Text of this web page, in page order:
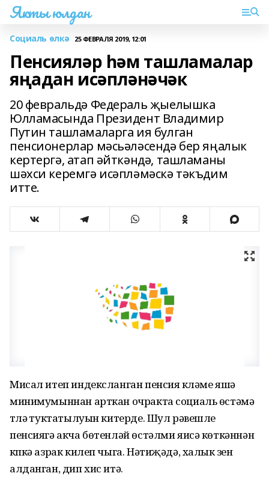
Якты юлдан
Социаль өлкә 25 ФЕВРАЛЯ 2019, 12:01
Пенсияләр һәм ташламалар
яңадан исәпләнәчәк
20 февральдә Федераль җыелышка
Юлламасында Президент Владимир
Путин ташламаларга ия булган
пенсионерлар мәсьәләсендә бер яңалык
кертергә, атап әйткәндә, ташламаны
шәхси керемгә исәпләмәскә тәкъдим
итте.
Мисал итеп индексланган пенсия күләме яшәү
минимумыннан арткан очракта социаль өстәмә
түләү туктатылуын китерде. Шул рәвешле
пенсиягә акча бөтенләй өстәлми яисә көткәннән
күпкә азрак килеп чыга. Нәтиҗәдә, халык үзен
алданган, дип хис итә.